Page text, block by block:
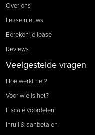
Over ons
Lease nieuws
Bereken je lease
Reviews
Veelgestelde vragen
Hoe werkt het?
Voor wie is het?
Fiscale voordelen
Inruil & aanbetalen